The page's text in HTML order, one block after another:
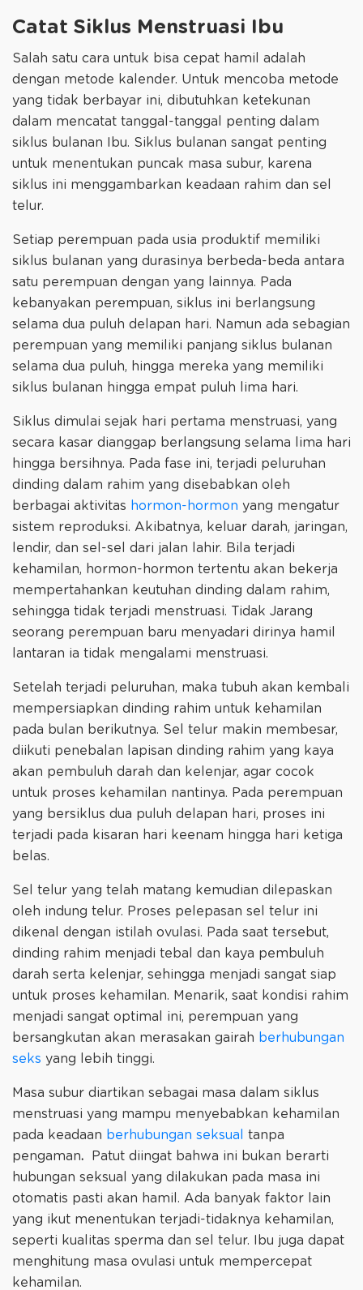
Catat Siklus Menstruasi Ibu
Salah satu cara untuk bisa cepat hamil adalah
dengan metode kalender. Untuk mencoba metode
yang tidak berbayar ini, dibutuhkan ketekunan
dalam mencatat tanggal-tanggal penting dalam
siklus bulanan Ibu. Siklus bulanan sangat penting
untuk menentukan puncak masa subur, karena
siklus ini menggambarkan keadaan rahim dan sel
telur.
Setiap perempuan pada usia produktif memiliki
siklus bulanan yang durasinya berbeda-beda antara
satu perempuan dengan yang lainnya. Pada
kebanyakan perempuan, siklus ini berlangsung
selama dua puluh delapan hari. Namun ada sebagian
perempuan yang memiliki panjang siklus bulanan
selama dua puluh, hingga mereka yang memiliki
siklus bulanan hingga empat puluh lima hari.
Siklus dimulai sejak hari pertama menstruasi, yang
secara kasar dianggap berlangsung selama lima hari
hingga bersihnya. Pada fase ini, terjadi peluruhan
dinding dalam rahim yang disebabkan oleh
berbagai aktivitas hormon-hormon yang mengatur
sistem reproduksi. Akibatnya, keluar darah, jaringan,
lendir, dan sel-sel dari jalan lahir. Bila terjadi
kehamilan, hormon-hormon tertentu akan bekerja
mempertahankan keutuhan dinding dalam rahim,
sehingga tidak terjadi menstruasi. Tidak Jarang
seorang perempuan baru menyadari dirinya hamil
lantaran ia tidak mengalami menstruasi.
Setelah terjadi peluruhan, maka tubuh akan kembali
mempersiapkan dinding rahim untuk kehamilan
pada bulan berikutnya. Sel telur makin membesar,
diikuti penebalan lapisan dinding rahim yang kaya
akan pembuluh darah dan kelenjar, agar cocok
untuk proses kehamilan nantinya. Pada perempuan
yang bersiklus dua puluh delapan hari, proses ini
terjadi pada kisaran hari keenam hingga hari ketiga
belas.
Sel telur yang telah matang kemudian dilepaskan
oleh indung telur. Proses pelepasan sel telur ini
dikenal dengan istilah ovulasi. Pada saat tersebut,
dinding rahim menjadi tebal dan kaya pembuluh
darah serta kelenjar, sehingga menjadi sangat siap
untuk proses kehamilan. Menarik, saat kondisi rahim
menjadi sangat optimal ini, perempuan yang
bersangkutan akan merasakan gairah berhubungan
seks yang lebih tinggi.
Masa subur diartikan sebagai masa dalam siklus
menstruasi yang mampu menyebabkan kehamilan
pada keadaan berhubungan seksual
tanpa
pengaman.
Patut diingat bahwa ini bukan berarti
hubungan seksual yang dilakukan pada masa ini
otomatis pasti akan hamil. Ada banyak faktor lain
yang ikut menentukan terjadi-tidaknya kehamilan,
seperti kualitas sperma dan sel telur. Ibu juga dapat
menghitung masa ovulasi untuk mempercepat
kehamilan.